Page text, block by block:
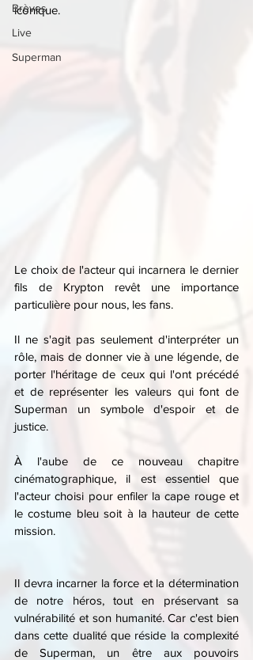
Brèves
Live
Superman
iconique.
Le choix de l'acteur qui incarnera le dernier
fils de Krypton revêt une importance
particulière pour nous, les fans.
Il ne s'agit pas seulement d'interpréter un
rôle, mais de donner vie à une légende, de
porter l'héritage de ceux qui l'ont précédé
et de représenter les valeurs qui font de
Superman un symbole d'espoir et de
justice.
À l'aube de ce nouveau chapitre
cinématographique, il est essentiel que
l'acteur choisi pour enfiler la cape rouge et
le costume bleu soit à la hauteur de cette
mission.
Il devra incarner la force et la détermination
de notre héros, tout en préservant sa
vulnérabilité et son humanité. Car c'est bien
dans cette dualité que réside la complexité
de Superman, un être aux pouvoirs